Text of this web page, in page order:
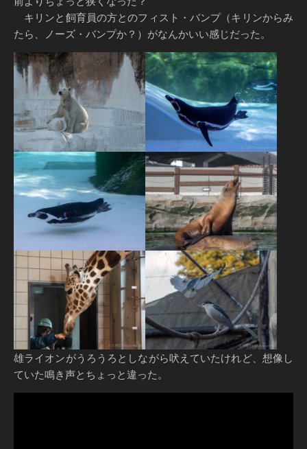
キリンと飼育員の方とのフィスト・バンプ（キリンからみ
たら、ノーズ・バンプか？）がなんかいい感じだった。
雄ライオンがうろうろとしながら吠えていたけれど、想像し
ていた鳴き声とちょっと違った。